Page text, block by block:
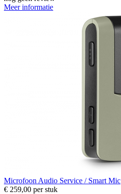
Meer informatie
Microfoon Audio Service / Smart Mic
€ 259,00 per stuk